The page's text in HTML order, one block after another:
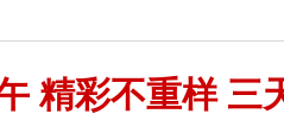
精彩不重样 三